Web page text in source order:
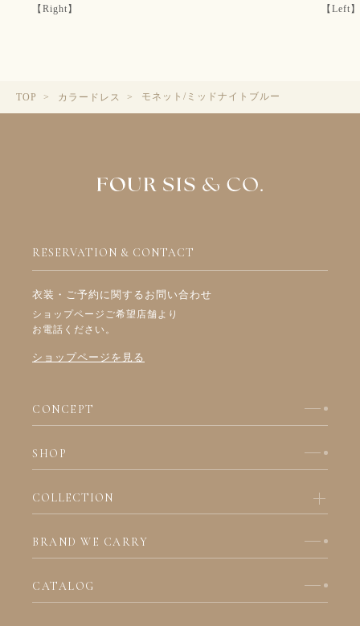
【Right】
【Left】
TOP カラードレス モネット/ミッドナイトブルー
CONCEPT
SHOP
COLLECTION
BRAND WE CARRY
CATALOG
RESERVATION & CONTACT
衣装・ご予約に関するお問い合わせ
ショップページご希望店舗より
お電話ください。
ショップページを見る